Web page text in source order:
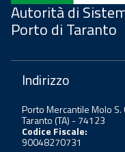
Autorità di
Porto di Taranto
Indirizzo
Porto Mercantile Molo S.
Taranto (TA) - 74123
Codice Fiscale:
90048270731